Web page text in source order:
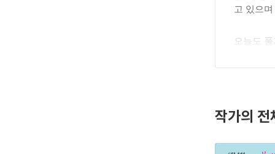
고 있으
오늘도
저서로
작가의 전